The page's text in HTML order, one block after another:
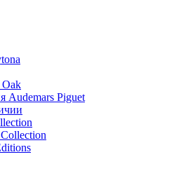
Oak
Audemars Piguet